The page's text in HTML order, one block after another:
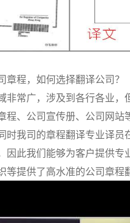
章程，如何选择翻译公司？
非常广，涉及到各行各业
程、公司宣传册、公司网
时我司的章程翻译专业译
因此我们能够为客户提供
等提供了高水准的公司章程